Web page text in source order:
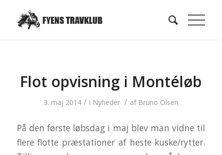
Flot opvisning i Montéløb
3. maj 2014 / i Nyheder / af Bruno Olsen
På den første løbsdag i maj blev man vidne til
flere flotte præstationer af heste kuske/rytter.